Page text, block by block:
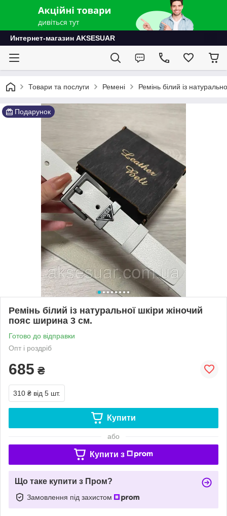
Интернет-магазин AKSESUAR
Товари та послуги Ремені Ремінь білий із
Подарунок
Ремінь білий із натуральної шкіри жіночий
пояс ширина 3 см.
Готово до відправки
Опт і роздріб
685 ₴
310 ₴ від 5 шт.
Купити
або
Купити з
Що таке купити з Пром?
Замовлення під захистом